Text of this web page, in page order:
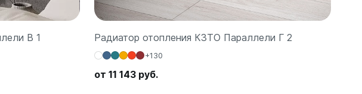
В 1 Радиатор отопления КЗТО Параллели Г 2
+130
от 11 143 руб.